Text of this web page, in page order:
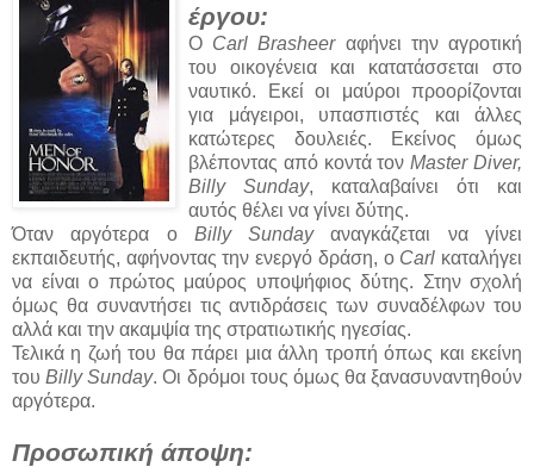
έργου:
Ο Carl Brasheerαφήνει την αγροτική
του οικογένεια και κατατάσσεται στο
ναυτικό. Εκεί οι μαύροι προορίζονται
για μάγειροι, υπασπιστές και άλλες
κατώτερες δουλειές. Εκείνος όμως
βλέποντας από κοντά τονMaster Diver,
Billy Sunday, καταλαβαίνει ότι και
αυτός θέλει να γίνει δύτης.
Όταν αργότερα ο Billy Sundayαναγκάζεται να γίνει
εκπαιδευτής, αφήνοντας την ενεργό δράση, ο Carl καταλήγει
να είναι ο πρώτος μαύρος υποψήφιος δύτης. Στην σχολή
όμως θα συναντήσει τις αντιδράσεις των συναδέλφων του
αλλά και την ακαμψία της στρατιωτικής ηγεσίας.
Τελικά η ζωή του θα πάρει μια άλλη τροπή όπως και εκείνη
τουBilly Sunday. Οι δρόμοι τους όμως θα ξανασυναντηθούν
αργότερα.
Προσωπική άποψη: